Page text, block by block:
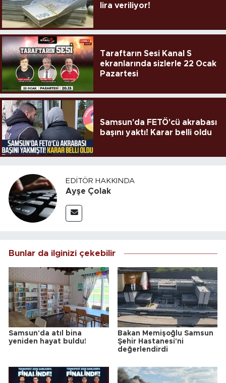
lira veriliyor!
Taraftarın Sesi Kanal S
ekranlarında sizlerle 22 Ocak
Pazartesi
Samsun'da FETÖ'cü akrabası
başını yaktı! Karar belli oldu
EDITÖR HAKKINDA
Ayşe Çolak
Bunlar da ilginizi çekebilir
Samsun'da atıl bina
yeniden hayat buldu!
Bakan Memişoğlu Samsun
Şehir Hastanesi'ni
değerlendirdi